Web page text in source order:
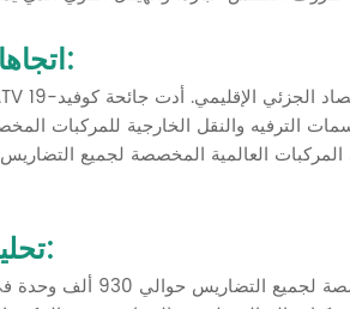
اتجاهات السوق العالمية:
سمات الترفيه والنقل الخارجية للمركبات
المركبات العالمية المخصصة لجميع
تحليل السوق الإقليمية: